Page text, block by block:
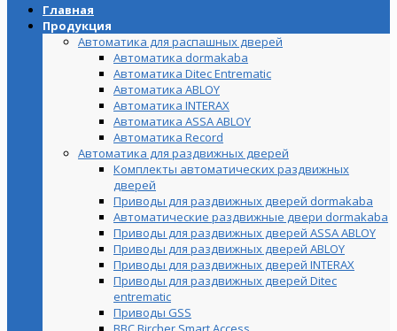
Главная
Продукция
Автоматика для распашных дверей
Автоматика dormakaba
Автоматика Ditec Entrematic
Автоматика ABLOY
Автоматика INTERAX
Автоматика ASSA ABLOY
Автоматика Record
Автоматика для раздвижных дверей
Комплекты автоматических раздвижных
дверей
Приводы для раздвижных дверей dormakaba
Автоматические раздвижные двери dormakaba
Приводы для раздвижных дверей ASSA ABLOY
Приводы для раздвижных дверей ABLOY
Приводы для раздвижных дверей INTERAX
Приводы для раздвижных дверей Ditec
entrematic
Приводы GSS